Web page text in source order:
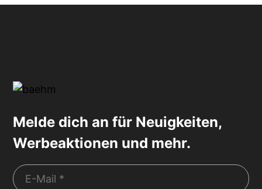
Melde dich an für Neuigkeiten,
Werbeaktionen und mehr.